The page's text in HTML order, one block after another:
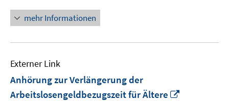
öffnen
mehr Informationen
Externer Link
Anhörung zur Verlängerung der
Arbeitslosengeldbezugszeit für Ältere